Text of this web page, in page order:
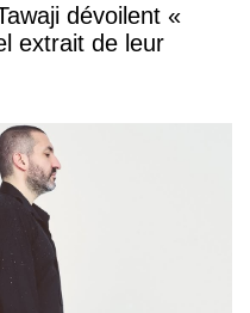
dévoilent «
extrait de leur